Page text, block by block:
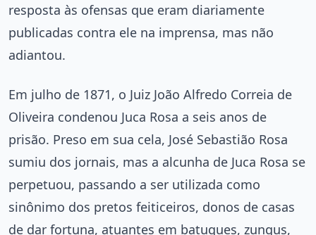
resposta às ofensas que eram diariamente
publicadas contra ele na imprensa, mas não
adiantou.
Em julho de 1871, o Juiz João Alfredo Correia de
Oliveira condenou Juca Rosa a seis anos de
prisão. Preso em sua cela, José Sebastião Rosa
sumiu dos jornais, mas a alcunha de Juca Rosa se
perpetuou, passando a ser utilizada como
sinônimo dos pretos feiticeiros, donos de casas
de dar fortuna, atuantes em batuques, zungus,